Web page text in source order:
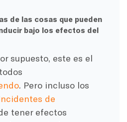
de las cosas que pueden
bajo los efectos del
supuesto, este es el
. Pero incluso los
de
tener efectos